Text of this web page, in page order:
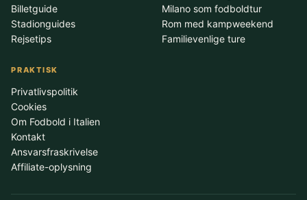
Billetguide
Stadionguides
Rejsetips
Milano som fodboldtur
Rom med kampweekend
Familievenlige ture
PRAKTISK
Privatlivspolitik
Cookies
Om Fodbold i Italien
Kontakt
Ansvarsfraskrivelse
Affiliate-oplysning